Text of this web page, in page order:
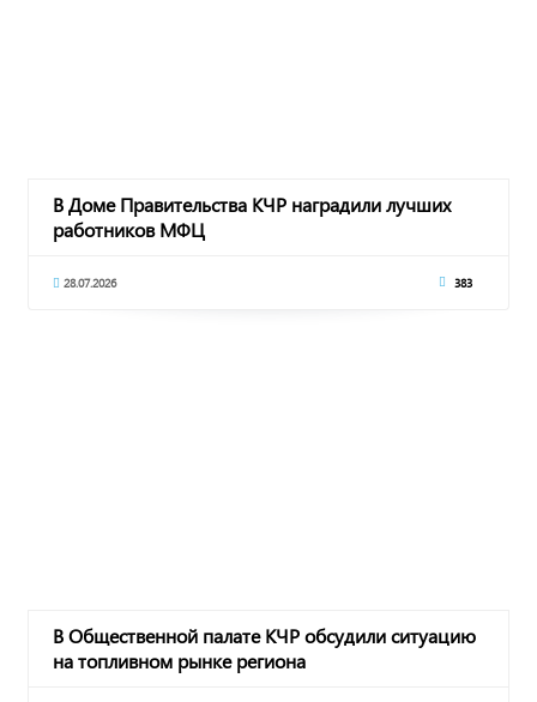
В Доме Правительства КЧР наградили лучших
работников МФЦ
28.07.2026 383
В Общественной палате КЧР обсудили ситуацию
на топливном рынке региона